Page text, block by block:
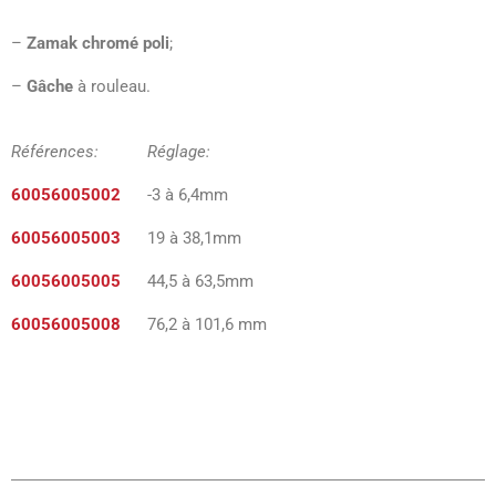
– Zamak chromé poli;
– Gâche à rouleau.
Références: Réglage:
60056005002 -3 à 6,4mm
60056005003 19 à 38,1mm
60056005005 44,5 à 63,5mm
60056005008 76,2 à 101,6 mm